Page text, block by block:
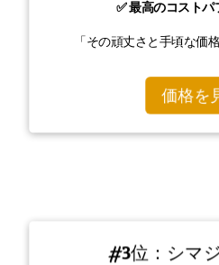
✅ 最高のコストパ
「その頑丈さと手頃な価
価格を
#3位：シマ